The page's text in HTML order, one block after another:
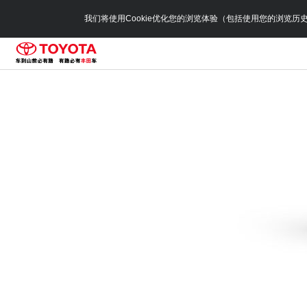
我们将使用Cookie优化您的浏览体验（包括使用您的浏览历